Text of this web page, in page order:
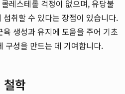
레스테롤 걱정이 없으며, 유당불
취할 수 있다는 장점이 있습니다.
육 생성과 유지에 도움을 주어 기초
구성을 만드는 데 기여합니다.
학